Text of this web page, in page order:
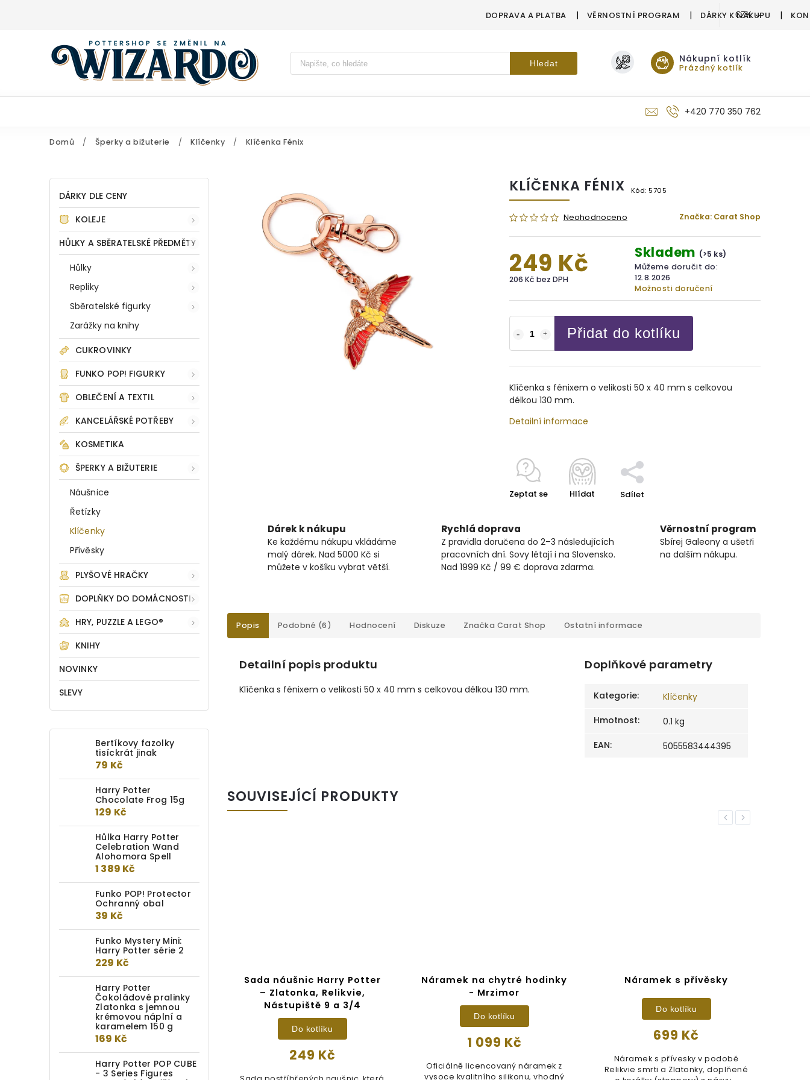
DOPRAVA A PLATBA VĚRNOSTNÍ PROGRAM DÁRKY K NÁKUPU
CZK
Vyhledávání Hledat Nákupní kotlík
Prázdný kotlík
+420 770 350 762
Domů / Šperky a bižuterie / Klíčenky / Klíčenka Fénix
DÁRKY DLE CENY
KOLEJE
HŮLKY A SBĚRATELSKÉ PŘEDMĚTY
Hůlky
Repliky
Sběratelské figurky
Zarážky na knihy
CUKROVINKY
FUNKO POP! FIGURKY
OBLEČENÍ A TEXTIL
KANCELÁŘSKÉ POTŘEBY
KOSMETIKA
ŠPERKY A BIŽUTERIE
Náušnice
Řetízky
Klíčenky
Přívěsky
PLYŠOVÉ HRAČKY
DOPLŇKY DO DOMÁCNOSTI
HRY, PUZZLE A LEGO®
KNIHY
NOVINKY
SLEVY
Bertíkovy fazolky
tisíckrát jinak
79 Kč
Harry Potter
Chocolate Frog 15g
129 Kč
Hůlka Harry Potter
Celebration Wand
Alohomora Spell
1 389 Kč
Funko POP! Protector
Ochranný obal
39 Kč
Funko Mystery Mini:
Harry Potter série 2
229 Kč
Harry Potter
Čokoládové pralinky
Zlatonka s jemnou
krémovou náplní a
karamelem 150 g
169 Kč
Harry Potter POP CUBE
- 3 Series Figures
KLÍČENKA FÉNIX Kód: 5705
Neohodnoceno Značka: Carat Shop
249 Kč
206 Kč bez DPH
Skladem (>5 ks)
Můžeme doručit do:
12.8.2026
Možnosti doručení
Přidat do kotlíku
Klíčenka s fénixem o velikosti 50 x 40 mm s celkovou
délkou 130 mm.
Detailní informace
Zeptat se Hlídat Sdílet
Dárek k nákupu
Ke každému nákupu vkládáme
malý dárek. Nad 5000 Kč si
můžete v košíku vybrat větší.
Rychlá doprava
Z pravidla doručena do 2–3 následujících
pracovních dní. Sovy létají i na Slovensko.
Nad 1999 Kč / 99 € doprava zdarma.
Věrnostní program
Sbírej Galeony a ušetři
na dalším nákupu.
Popis Podobné (6) Hodnocení Diskuze Značka Carat Shop Ostatní informace
Detailní popis produktu
Klíčenka s fénixem o velikosti 50 x 40 mm s celkovou délkou 130 mm.
Doplňkové parametry
Kategorie:
Klíčenky
Hmotnost:
0.1 kg
EAN: 5055583444395
SOUVISEJÍCÍ PRODUKTY
Previous
Odznak Lektvar lásky
210 Kč
Do kotlíku
Sada náušnic Harry Potter
– Zlatonka, Relikvie,
Nástupiště 9 a 3/4
249 Kč
Do kotlíku
Náramek na chytré hodinky
- Mrzimor
1 099 Kč
Do kotlíku
Oficiálně licencovaný náramek z
vysoce kvalitního silikonu, vhodný
Náramek s přívěsky
699 Kč
Do kotlíku
Náramek s přívesky v podobě
Relikvie smrti a Zlatonky, doplňené
Next